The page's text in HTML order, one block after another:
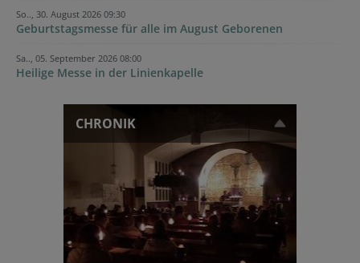
So.., 30. August 2026 09:30
Geburtstagsmesse für alle im August Geborenen
Sa.., 05. September 2026 08:00
Heilige Messe in der Linienkapelle
CHRONIK